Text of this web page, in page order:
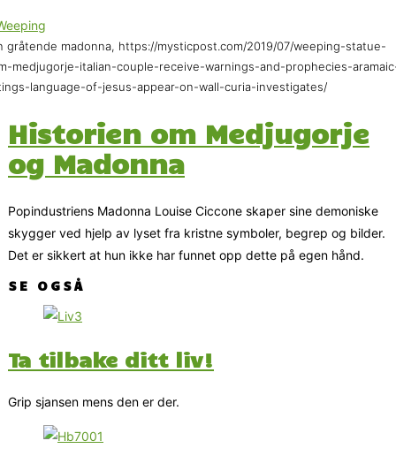
gråtende madonna, https://mysticpost.com/2019/07/weeping-statue-
medjugorje-italian-couple-receive-warnings-and-prophecies-
language-of-jesus-appear-on-wall-curia-investigates/
Historien om Medjugorje
og Madonna
Popindustriens Madonna Louise Ciccone skaper sine demoniske
skygger ved hjelp av lyset fra kristne symboler, begrep og bilder.
Det er sikkert at hun ikke har funnet opp dette på egen hånd.
SE OGSÅ
Ta tilbake ditt liv!
Grip sjansen mens den er der.